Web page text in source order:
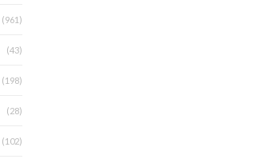
(961)
(43)
(198)
(28)
(102)